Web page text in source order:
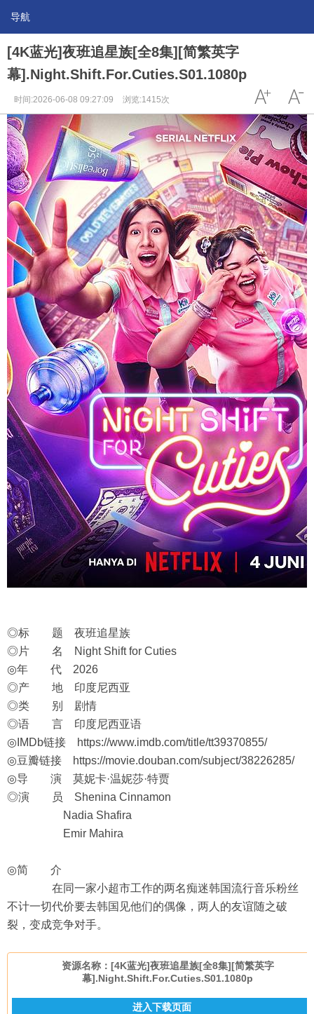
导航
[4K蓝光]夜班追星族[全8集][简繁英字
幕].Night.Shift.For.Cuties.S01.1080p
时间:2026-06-08 09:27:09 浏览:1415次
◎标 题 夜班追星族
◎片 名 Night Shift for Cuties
◎年 代 2026
◎产 地 印度尼西亚
◎类 别 剧情
◎语 言 印度尼西亚语
◎IMDb链接
https://www.imdb.com/title/tt39370855/
◎豆瓣链接
https://movie.douban.com/subject/38226285/
◎导 演 莫妮卡·温妮莎·特贾
◎演 员 Shenina Cinnamon
Nadia Shafira
Emir Mahira
◎简 介
在同一家小超市工作的两名痴迷韩国流行音乐粉丝
不计一切代价要去韩国见他们的偶像，两人的友谊随之破
裂，变成竞争对手。
资源名称：[4K蓝光]夜班追星族[全8集][简繁英字
幕].Night.Shift.For.Cuties.S01.1080p
进入下载页面